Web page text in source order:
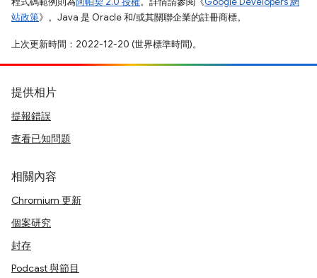
站政策》。Java 是 Oracle 和/或其關聯企業的註冊商標。
上次更新時間：2022-12-20 (世界標準時間)。
提供相片
提報錯誤
查看已知問題
相關內容
Chromium 更新
個案研究
封存
Podcast 與節目